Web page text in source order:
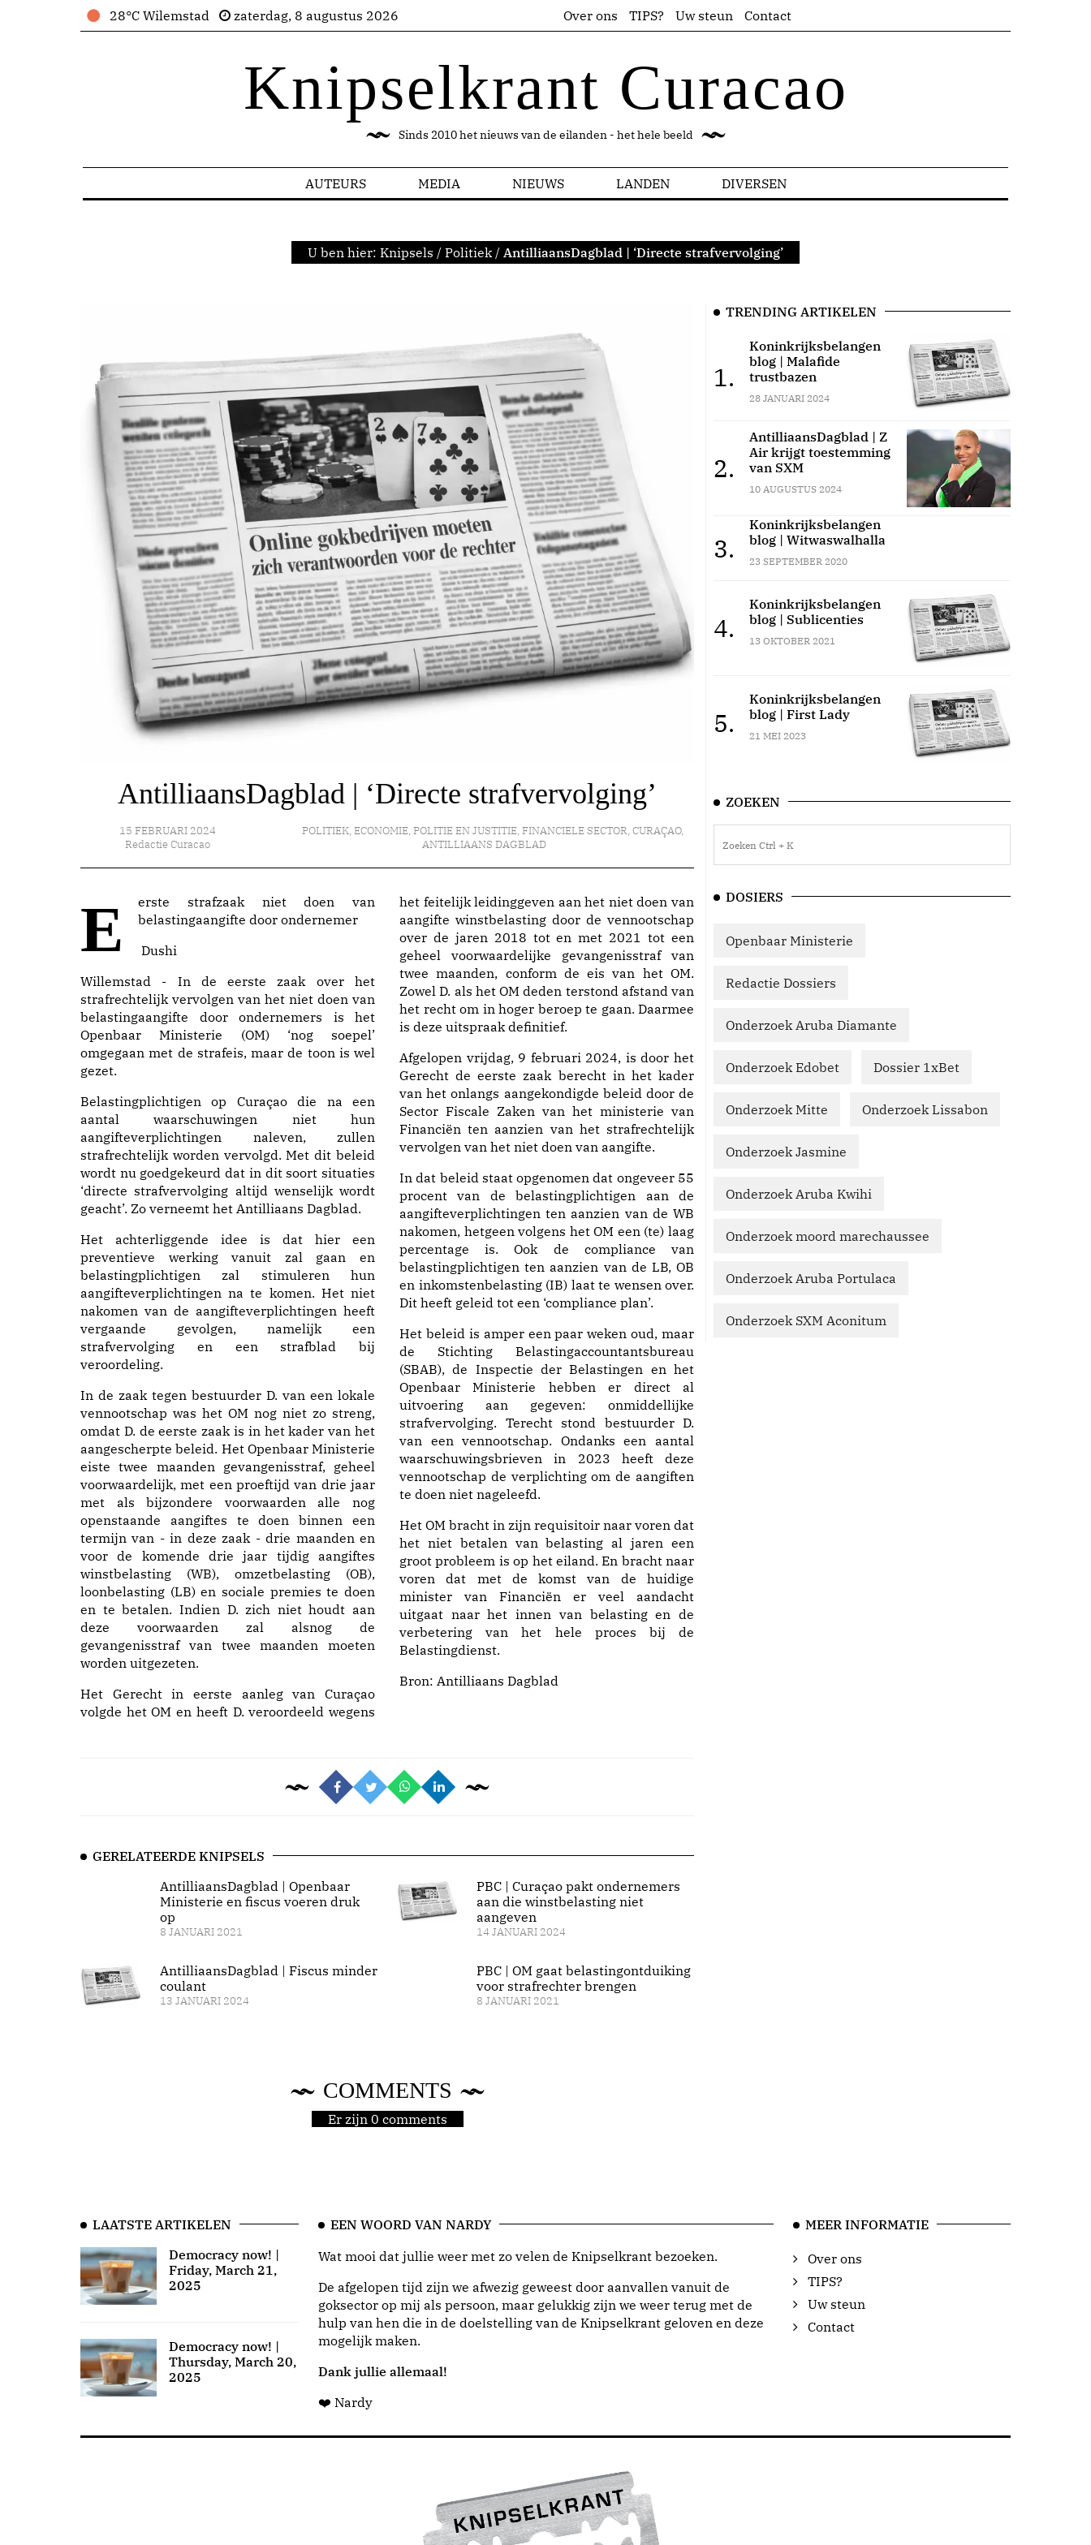
28°C Wilemstad zaterdag, 8 augustus 2026 Over ons TIPS? Uw steun Contact
Knipselkrant Curacao
Sinds 2010 het nieuws van de eilanden - het hele beeld
AUTEURS MEDIA NIEUWS LANDEN DIVERSEN
U ben hier: Knipsels / Politiek / AntilliaansDagblad | ‘Directe strafvervolging’
AntilliaansDagblad | ‘Directe strafvervolging’
15 FEBRUARI 2024
Redactie Curacao
POLITIEK, ECONOMIE, POLITIE EN JUSTITIE, FINANCIELE SECTOR, CURAÇAO,
ANTILLIAANS DAGBLAD
Eerste strafzaak niet doen van
belastingaangifte door ondernemer
Dushi
Willemstad - In de eerste zaak over het
strafrechtelijk vervolgen van het niet doen van
belastingaangifte door ondernemers is het
Openbaar Ministerie (OM) ‘nog soepel’
omgegaan met de strafeis, maar de toon is wel
gezet.
Belastingplichtigen op Curaçao die na een
aantal waarschuwingen niet hun
aangifteverplichtingen naleven, zullen
strafrechtelijk worden vervolgd. Met dit beleid
wordt nu goedgekeurd dat in dit soort situaties
‘directe strafvervolging altijd wenselijk wordt
geacht’. Zo verneemt het Antilliaans Dagblad.
Het achterliggende idee is dat hier een
preventieve werking vanuit zal gaan en
belastingplichtigen zal stimuleren hun
aangifteverplichtingen na te komen. Het niet
nakomen van de aangifteverplichtingen heeft
vergaande gevolgen, namelijk een
strafvervolging en een strafblad bij
veroordeling.
In de zaak tegen bestuurder D. van een lokale
vennootschap was het OM nog niet zo streng,
omdat D. de eerste zaak is in het kader van het
aangescherpte beleid. Het Openbaar Ministerie
eiste twee maanden gevangenisstraf, geheel
voorwaardelijk, met een proeftijd van drie jaar
met als bijzondere voorwaarden alle nog
openstaande aangiftes te doen binnen een
termijn van - in deze zaak - drie maanden en
voor de komende drie jaar tijdig aangiftes
winstbelasting (WB), omzetbelasting (OB),
loonbelasting (LB) en sociale premies te doen
en te betalen. Indien D. zich niet houdt aan
deze voorwaarden zal alsnog de
gevangenisstraf van twee maanden moeten
worden uitgezeten.
Het Gerecht in eerste aanleg van Curaçao
volgde het OM en heeft D. veroordeeld wegens
het feitelijk leidinggeven aan het niet doen van
aangifte winstbelasting door de vennootschap
over de jaren 2018 tot en met 2021 tot een
geheel voorwaardelijke gevangenisstraf van
twee maanden, conform de eis van het OM.
Zowel D. als het OM deden terstond afstand van
het recht om in hoger beroep te gaan. Daarmee
is deze uitspraak definitief.
Afgelopen vrijdag, 9 februari 2024, is door het
Gerecht de eerste zaak berecht in het kader
van het onlangs aangekondigde beleid door de
Sector Fiscale Zaken van het ministerie van
Financiën ten aanzien van het strafrechtelijk
vervolgen van het niet doen van aangifte.
In dat beleid staat opgenomen dat ongeveer 55
procent van de belastingplichtigen aan de
aangifteverplichtingen ten aanzien van de WB
nakomen, hetgeen volgens het OM een (te) laag
percentage is. Ook de compliance van
belastingplichtigen ten aanzien van de LB, OB
en inkomstenbelasting (IB) laat te wensen over.
Dit heeft geleid tot een ‘compliance plan’.
Het beleid is amper een paar weken oud, maar
de Stichting Belastingaccountantsbureau
(SBAB), de Inspectie der Belastingen en het
Openbaar Ministerie hebben er direct al
uitvoering aan gegeven: onmiddellijke
strafvervolging. Terecht stond bestuurder D.
van een vennootschap. Ondanks een aantal
waarschuwingsbrieven in 2023 heeft deze
vennootschap de verplichting om de aangiften
te doen niet nageleefd.
Het OM bracht in zijn requisitoir naar voren dat
het niet betalen van belasting al jaren een
groot probleem is op het eiland. En bracht naar
voren dat met de komst van de huidige
minister van Financiën er veel aandacht
uitgaat naar het innen van belasting en de
verbetering van het hele proces bij de
Belastingdienst.
Bron: Antilliaans Dagblad
GERELATEERDE KNIPSELS
AntilliaansDagblad | Openbaar
Ministerie en fiscus voeren druk
op
8 JANUARI 2021
AntilliaansDagblad | Fiscus minder
coulant
13 JANUARI 2024
PBC | Curaçao pakt ondernemers
aan die winstbelasting niet
aangeven
14 JANUARI 2024
PBC | OM gaat belastingontduiking
voor strafrechter brengen
8 JANUARI 2021
COMMENTS
Er zijn 0 comments
TRENDING ARTIKELEN
1.
Koninkrijksbelangen
blog | Malafide
trustbazen
28 JANUARI 2024
2.
AntilliaansDagblad | Z
Air krijgt toestemming
van SXM
10 AUGUSTUS 2024
3.
Koninkrijksbelangen
blog | Witwaswalhalla
23 SEPTEMBER 2020
4.
Koninkrijksbelangen
blog | Sublicenties
13 OKTOBER 2021
5.
Koninkrijksbelangen
blog | First Lady
21 MEI 2023
ZOEKEN
DOSIERS
Openbaar Ministerie
Redactie Dossiers
Onderzoek Aruba Diamante
Onderzoek Edobet Dossier 1xBet
Onderzoek Mitte Onderzoek Lissabon
Onderzoek Jasmine
Onderzoek Aruba Kwihi
Onderzoek moord marechaussee
Onderzoek Aruba Portulaca
Onderzoek SXM Aconitum
LAATSTE ARTIKELEN
Democracy now! |
Friday, March 21,
2025
Democracy now! |
Thursday, March 20,
2025
EEN WOORD VAN NARDY
Wat mooi dat jullie weer met zo velen de Knipselkrant bezoeken.
De afgelopen tijd zijn we afwezig geweest door aanvallen vanuit de
goksector op mij als persoon, maar gelukkig zijn we weer terug met de
hulp van hen die in de doelstelling van de Knipselkrant geloven en deze
mogelijk maken.
Dank jullie allemaal!
❤️ Nardy
MEER INFORMATIE
Over ons
TIPS?
Uw steun
Contact